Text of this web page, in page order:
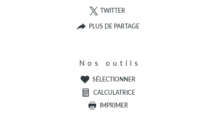
TWITTER
PLUS DE PARTAGE
Nos outils
SÉLECTIONNER
CALCULATRICE
IMPRIMER